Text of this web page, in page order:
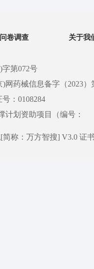
问卷调查 关于我
第072号
药械信息备字（2023）
：0108284
计划资助项目（编号：
称：万方智搜] V3.0 证